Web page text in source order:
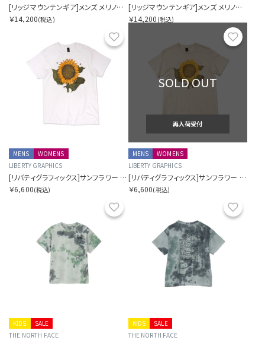
[リッジマウンテンギア]メンズ メリノベーシックショートスリーブTシャツ マイクロボーダー
￥14,200(税込)
[リッジマウンテンギア]メンズ メリノベーシックショートスリーブTシャツ マイクロボーダー
￥14,200 (税込)
お気に入り
MENS
WOMENS
LIBERTY GRAPHICS
[リバティグラフィックス]サンフラワー アンド ビーズ
￥6,600(税込)
SOLD OUT
再入荷受付
MENS
WOMENS
LIBERTY GRAPHICS
[リバティグラフィックス]サンフラワー アンド ビーズ
￥6,600(税込)
お気に入り
SALE
KIDS
THE NORTH FACE
SALE
KIDS
THE NORTH FACE